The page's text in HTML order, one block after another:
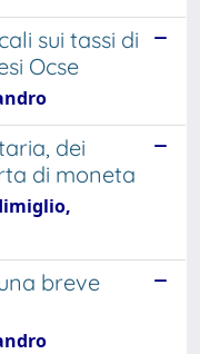
sui tassi di
Ocse
dei
di moneta
breve